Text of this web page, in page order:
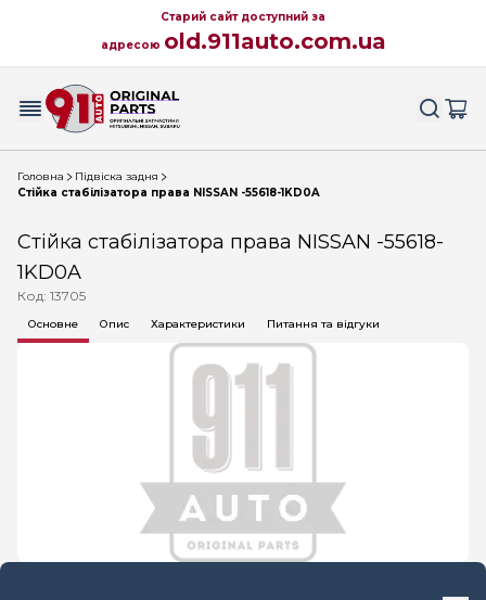
Старий сайт доступний за
адресою old.911auto.com.ua
Головна
Підвіска задня
Стійка стабілізатора права NISSAN -55618-1KD0A
Стійка стабілізатора права NISSAN -55618-
1KD0A
Код: 13705
Основне Опис Характеристики Питання та відгуки